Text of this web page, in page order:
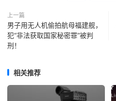
上一篇
男子用无人机偷拍航母福建舰，
犯“非法获取国家秘密罪”被判
刑！
相关推荐